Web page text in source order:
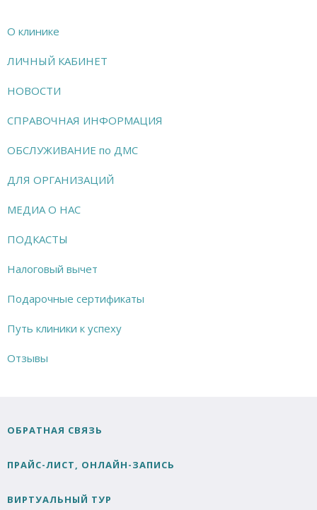
О клинике
ЛИЧНЫЙ КАБИНЕТ
НОВОСТИ
СПРАВОЧНАЯ ИНФОРМАЦИЯ
ОБСЛУЖИВАНИЕ по ДМС
ДЛЯ ОРГАНИЗАЦИЙ
МЕДИА О НАС
ПОДКАСТЫ
Налоговый вычет
Подарочные сертификаты
Путь клиники к успеху
Отзывы
ОБРАТНАЯ СВЯЗЬ
ПРАЙС-ЛИСТ, ОНЛАЙН-ЗАПИСЬ
ВИРТУАЛЬНЫЙ ТУР